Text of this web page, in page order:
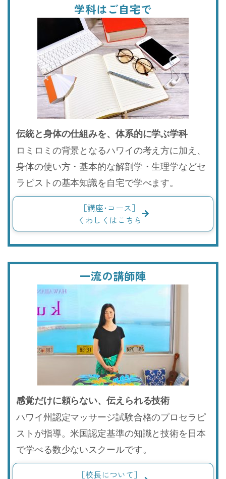
学科はご自宅で
伝統と身体の仕組みを、体系的に学ぶ学科
ロミロミの背景となるハワイの考え方に加え、
身体の使い方・基本的な解剖学・生理学などセ
ラピストの基本知識を自宅で学べます。
［講座･コース］
くわしくはこちら
一流の講師陣
感覚だけに頼らない、伝えられる技術
ハワイ州認定マッサージ試験合格のプロセラピ
ストが指導。米国認定基準の知識と技術を日本
で学べる数少ないスクールです。
［校長について］